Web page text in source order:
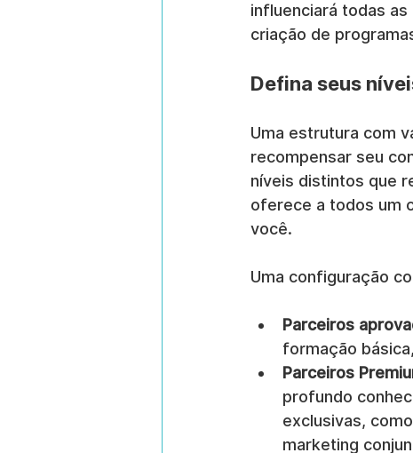
influenciará todas
criação de
Defina seus
Uma estrutura com
recompensar seu
níveis distintos que
oferece a todos um
você.
Uma configuração
Parceiros
formação
Parceiros
profundo
exclusivas,
marketing